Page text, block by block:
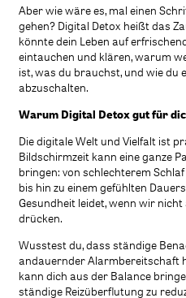
Aber wie wäre es, mal einen
gehen? Digital Detox heißt das
könnte dein Leben auf
eintauchen und klären, warum
ist, was du brauchst, und wie du
abzuschalten.
Warum Digital Detox gut für
Die digitale Welt und Vielfalt ist
Bildschirmzeit kann eine ganze
bringen: von schlechterem
bis hin zu einem gefühlten
Gesundheit leidet, wenn wir nicht
drücken.
Wusstest du, dass ständige
andauernder Alarmbereitschaft
kann dich aus der Balance
ständige Reizüberflutung zu